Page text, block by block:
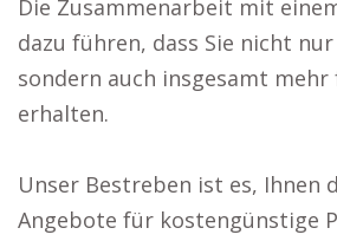
Die Zusammenarbeit mit
dazu führen, dass Sie nicht
sondern auch insgesamt mehr
erhalten.
Unser Bestreben ist es, Ihnen
Angebote für kostengünstige